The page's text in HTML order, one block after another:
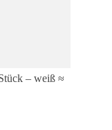
– weiß ≈